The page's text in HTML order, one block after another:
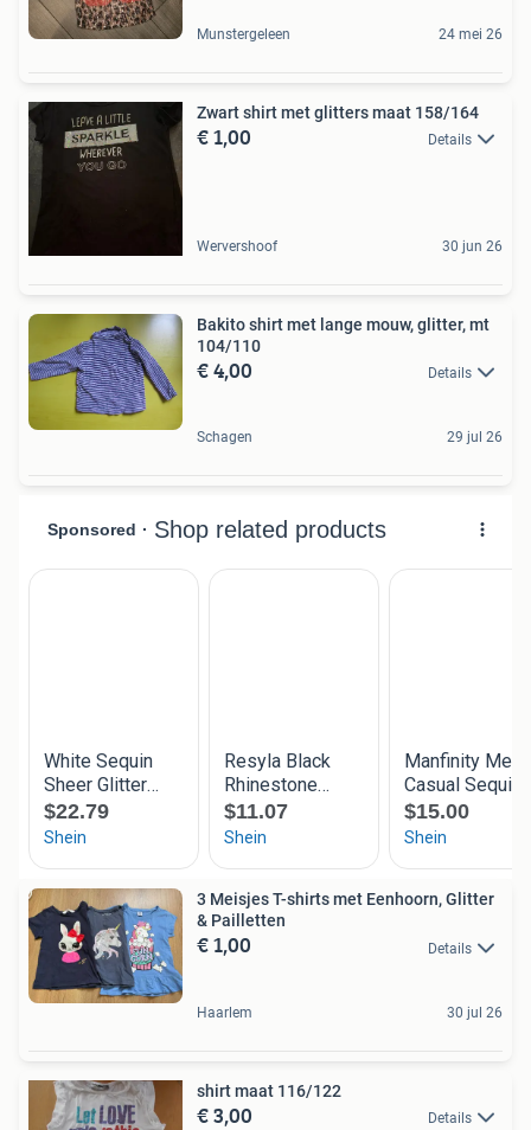
Munstergeleen 24 mei 26
Zwart shirt met glitters maat 158/164
€ 1,00 Details
Wervershoof 30 jun 26
Bakito shirt met lange mouw, glitter, mt
104/110
€ 4,00 Details
Schagen 29 jul 26
3 Meisjes T-shirts met Eenhoorn, Glitter
& Pailletten
€ 1,00 Details
Haarlem 30 jul 26
shirt maat 116/122
€ 3,00 Details